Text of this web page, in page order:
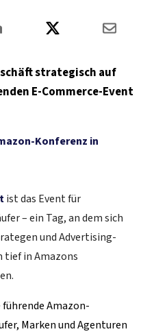
strategisch auf
E-Commerce-Event
Konferenz in
istdas Event für
– ein Tag, an dem sich
und Advertising-
tief in Amazons
Amazon-
Marken und Agenturen